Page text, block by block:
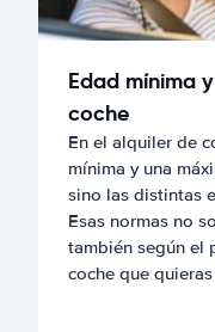
Edad mínima
coche
En el alquiler de
mínima y una
sino las distintas
Esas normas no
también según el
coche que